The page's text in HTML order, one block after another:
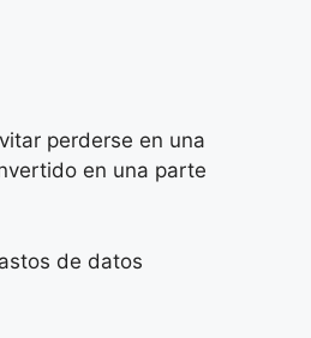
perderse en una
en una parte
de datos